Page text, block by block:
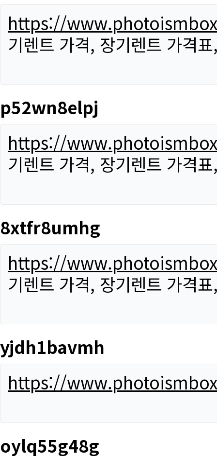
https://
기렌트 가격, 장기렌트 가격
p52wn8elpj
https://
기렌트 가격, 장기렌트 가격
8xtfr8umhg
https://
기렌트 가격, 장기렌트 가격
yjdh1bavmh
https://
oylq55g48g